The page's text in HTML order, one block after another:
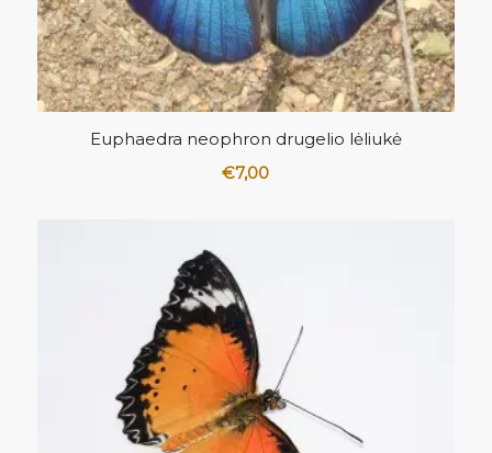
Euphaedra neophron drugelio lėliukė
€7,00